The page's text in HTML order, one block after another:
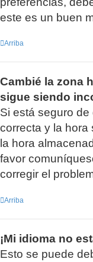
este es un buen
Arriba
Cambié la zona
sigue siendo
Si está seguro
correcta y la hora
la hora
favor
corregir el
Arriba
¡Mi idioma no
Esto se puede